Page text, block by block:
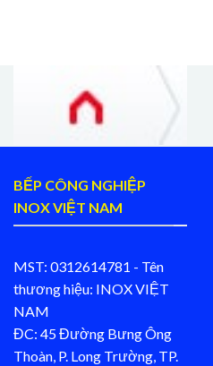
BẾP CÔNG NGHIỆP
INOX VIỆT NAM
MST: 0312614781 - Tên
thương hiệu: INOX VIỆT
NAM
ĐC: 45 Đường Bưng Ông
Thoàn, P. Long Trường, TP.